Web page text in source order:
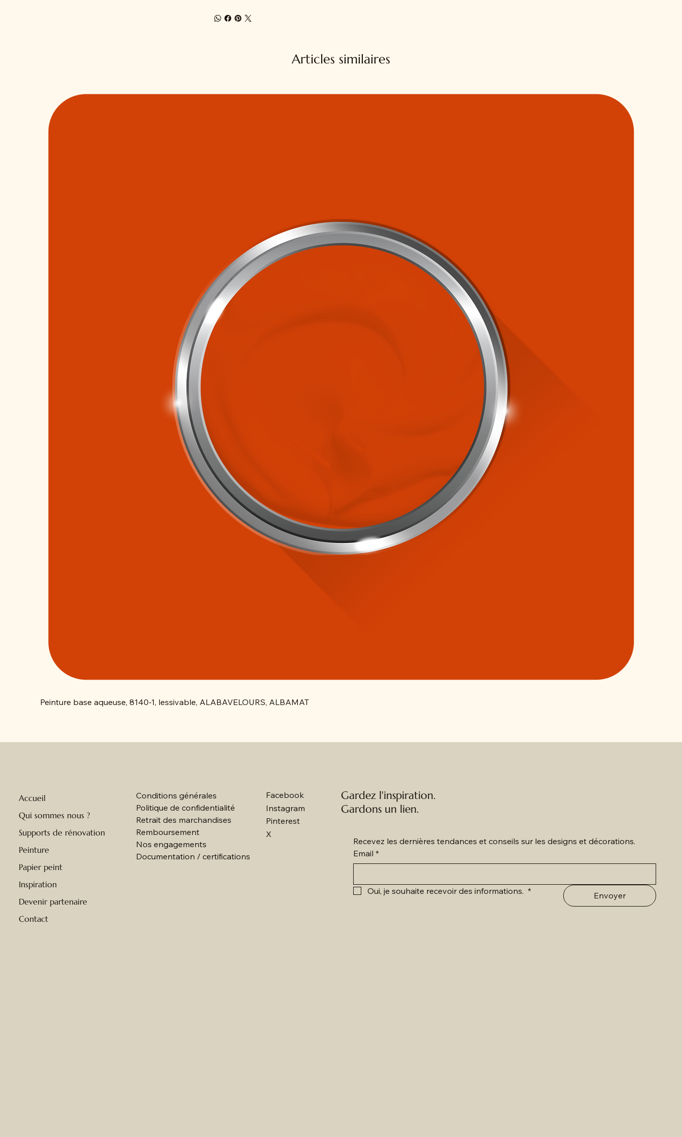
Articles similaires
Peinture base aqueuse, 8140-1, lessivable, ALABAVELOURS, ALBAMAT
Accueil
Qui sommes nous ?
Supports de rénovation
Peinture
Papier peint
Inspiration
Devenir partenaire
Contact
Conditions générales
Politique de confidentialité
Retrait des marchandises
Remboursement
Nos engagements
Documentation / certifications
Facebook
Instagram
Pinterest
X
Gardez l'inspiration.
Gardons un lien.
Recevez les dernières tendances et conseils sur les designs et décorations.
Email *
Oui, je souhaite recevoir des informations. * Envoyer